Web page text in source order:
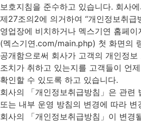
보호지침을 준수하고 있습니다. 회사
제27조의2에 의거하여 “개인정보취급
영업장에 비치하거나 멕스기연 홈페이
(멕스기연.com/main.php) 첫 화면의
공개함으로써 회사가 고객의 개인정
조치가 취하고 있는지를 고객들이 언
확인할 수 있도록 하고 있습니다.
회사의 「개인정보취급방침」은 관련
또는 내부 운영 방침의 변경에 따라 변
회사의 「개인정보취급방침」이 변경